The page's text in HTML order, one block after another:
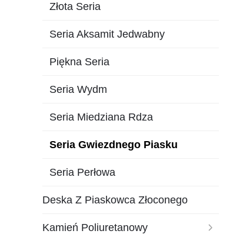
Złota Seria
Seria Aksamit Jedwabny
Piękna Seria
Seria Wydm
Seria Miedziana Rdza
Seria Gwiezdnego Piasku
Seria Perłowa
Deska Z Piaskowca Złoconego
Kamień Poliuretanowy